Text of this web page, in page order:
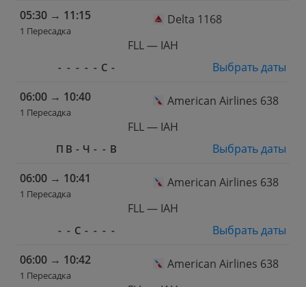
05:30 → 11:15
1 Пересадка
Delta 1168
FLL — IAH
- - - - - С -
Выбрать даты
06:00 → 10:40
1 Пересадка
American Airlines 638
FLL — IAH
П В - Ч - - В
Выбрать даты
06:00 → 10:41
1 Пересадка
American Airlines 638
FLL — IAH
- - С - - - -
Выбрать даты
06:00 → 10:42
1 Пересадка
American Airlines 638